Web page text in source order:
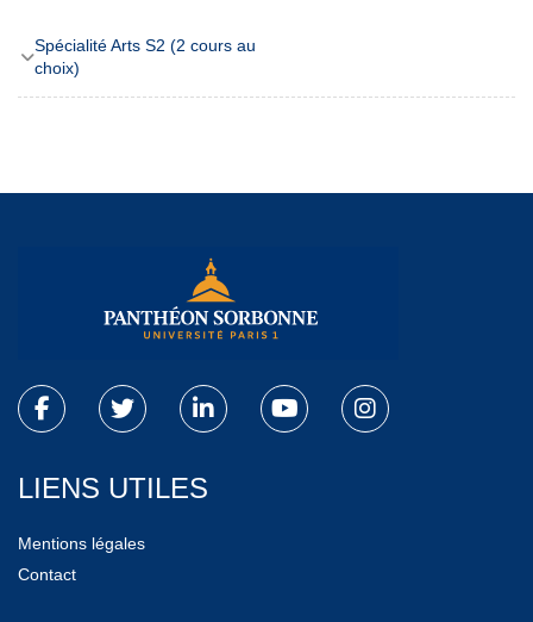
Spécialité Arts S2 (2 cours au
choix)
LIENS UTILES
Mentions légales
Contact